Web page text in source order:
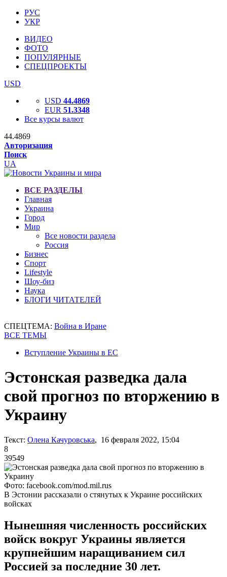
РУС
УКР
ВИДЕО
ФОТО
ПОПУЛЯРНЫЕ
СПЕЦПРОЕКТЫ
USD
USD 44.4869
EUR 51.3348
Все курсы валют
44.4869
Авторизация
Поиск
UA
ВСЕ РАЗДЕЛЫ
Главная
Украина
Город
Мир
Все новости раздела
Россия
Бизнес
Спорт
Lifestyle
Шоу-биз
Наука
БЛОГИ ЧИТАТЕЛЕЙ
СПЕЦТЕМА: Война в Иране
ВСЕ ТЕМЫ
Вступление Украины в ЕС
Эстонская разведка дала
свой прогноз по вторжению в
Украину
Текст: Олена Качуровська, 16 февраля 2022, 15:04
8
39549
Фото: facebook.com/mod.mil.rus
В Эстонии рассказали о стянутых к Украине российских
войсках
Нынешняя численность российских
войск вокруг Украины является
крупнейшим наращиванием сил
Россией за последние 30 лет.